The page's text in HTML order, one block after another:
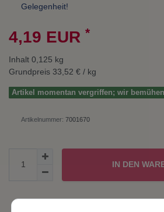
Gelegenheit!
4,19 EUR *
Inhalt 0,125 kg
Grundpreis 33,52 € / kg
Artikel momentan vergriffen; wir
Artikelnummer: 7001670
IN DEN